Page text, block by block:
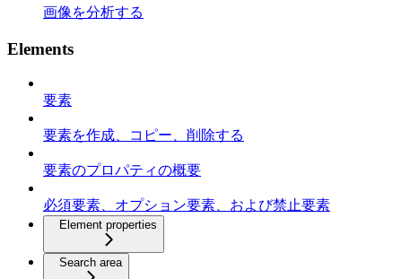
画像を分析する
Elements
要素
要素を作成、コピー、削除する
要素のプロパティの概要
必須要素、オプション要素、および禁止要素
Element properties
Search area